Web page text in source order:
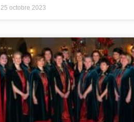
25 octobre 2023